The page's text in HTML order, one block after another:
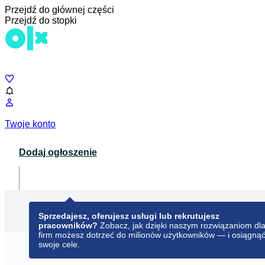
Przejdź do głównej części
Przejdź do stopki
Twoje konto
Dodaj ogłoszenie
Sprzedajesz, oferujesz usługi lub rekrutujesz
pracowników? Zobacz, jak dzięki naszym rozwiązaniom dla
firm możesz dotrzeć do milionów użytkowników — i osiągnąć
swoje cele.